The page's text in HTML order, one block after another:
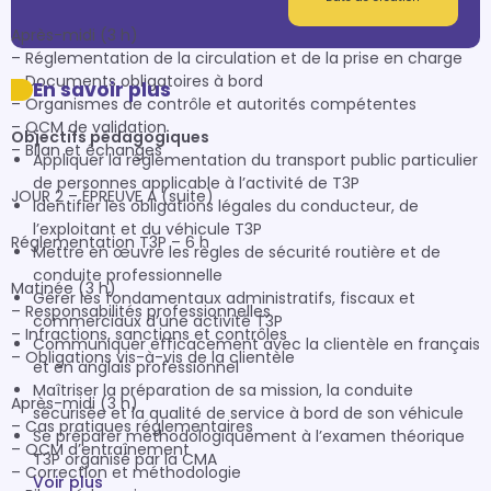
Après-midi (3 h)
– Réglementation de la circulation et de la prise en charge
– Documents obligatoires à bord
– Organismes de contrôle et autorités compétentes
– QCM de validation
– Bilan et échanges
JOUR 2 – ÉPREUVE A (suite)
Réglementation T3P – 6 h
Matinée (3 h)
– Responsabilités professionnelles
– Infractions, sanctions et contrôles
– Obligations vis-à-vis de la clientèle
Après-midi (3 h)
– Cas pratiques réglementaires
– QCM d’entraînement
– Correction et méthodologie
En savoir plus
Objectifs pédagogiques
Appliquer la réglementation du transport public particulier
de personnes applicable à l’activité de T3P
Identifier les obligations légales du conducteur, de
l’exploitant et du véhicule T3P
Mettre en œuvre les règles de sécurité routière et de
conduite professionnelle
Gérer les fondamentaux administratifs, fiscaux et
commerciaux d’une activité T3P
Communiquer efficacement avec la clientèle en français
et en anglais professionnel
Maîtriser la préparation de sa mission, la conduite
sécurisée et la qualité de service à bord de son véhicule
Se préparer méthodologiquement à l’examen théorique
T3P organisé par la CMA
Voir plus